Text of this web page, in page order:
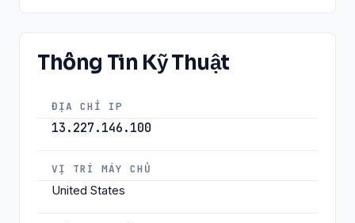
Thông Tin Kỹ Thuật
ĐỊA CHỈ IP
13.227.146.100
VỊ TRÍ MÁY CHỦ
United States